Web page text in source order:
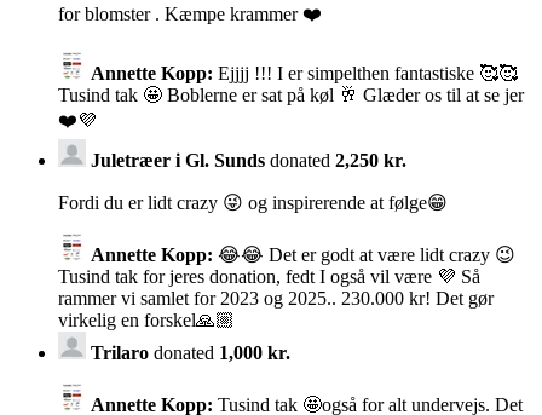
for blomster . Kæmpe krammer ❤️
Annette Kopp: Ejjjj !!! I er simpelthen fantastiske 🥰🥰
Tusind tak 🤩 Boblerne er sat på køl 🥂 Glæder os til at se jer
❤️💜
Juletræer i Gl. Sunds donated 2,250 kr.
Fordi du er lidt crazy 😜 og inspirerende at følge😁
Annette Kopp: 😂😂 Det er godt at være lidt crazy 😉
Tusind tak for jeres donation, fedt I også vil være 💜 Så
rammer vi samlet for 2023 og 2025.. 230.000 kr! Det gør
virkelig en forskel🙏🏼
Trilaro donated 1,000 kr.
Annette Kopp: Tusind tak 🤩også for alt undervejs. Det